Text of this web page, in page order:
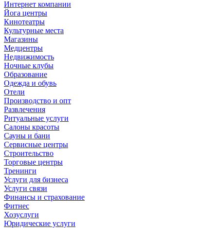
Интернет компании
Йога центры
Кинотеатры
Культурные места
Магазины
Медцентры
Недвижимость
Ночные клубы
Образование
Одежда и обувь
Отели
Производство и опт
Развлечения
Ритуальные услуги
Салоны красоты
Сауны и бани
Сервисные центры
Строительство
Торговые центры
Тренинги
Услуги для бизнеса
Услуги связи
Финансы и страхование
Фитнес
Хозуслуги
Юридические услуги